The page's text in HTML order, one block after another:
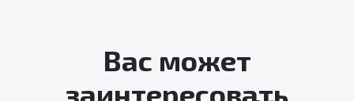
Вас может
заинтересовать